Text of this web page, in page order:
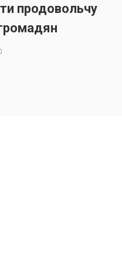
продовольчу